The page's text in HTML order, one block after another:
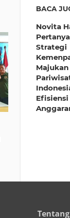
BACA
Novita
Strategi
Majukan
Efisiensi